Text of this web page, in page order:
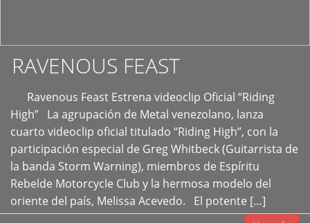
RAVENOUS FEAST
Ravenous Feast Estrena videoclip Oficial “Riding
High” La agrupación de Metal venezolano, lanza
cuarto videoclip oficial titulado “Riding High”, con la
participación especial de Greg Whitbeck (Guitarrista de
la banda Storm Warning), miembros de Espíritu
Rebelde Motorcycle Club y la hermosa modelo del
oriente del país, Melissa Acevedo. El potente […]